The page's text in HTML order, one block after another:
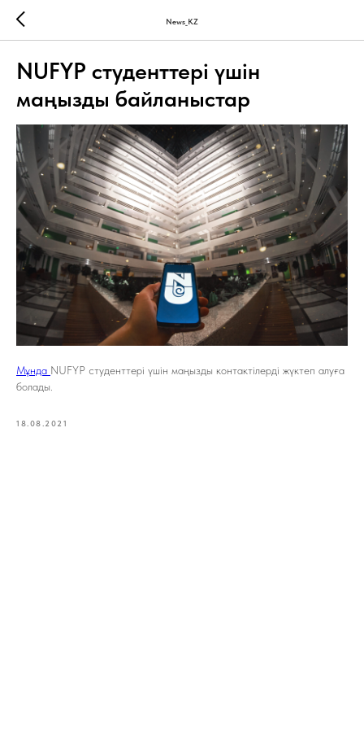
News_KZ
NUFYP студенттері үшін
маңызды байланыстар
Мұнда NUFYP студенттері үшін маңызды контактілерді жүктеп алуға
болады.
18.08.2021